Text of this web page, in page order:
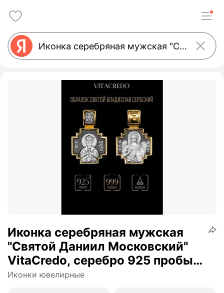
Иконка серебряная мужская
"Святой Даниил Московский"
VitaCredo, серебро 925 пробы,
позолота 999 пробы, чернение
Иконки ювелирные